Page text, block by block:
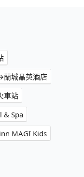
蘭城晶英酒店
車站
& Spa
MAGI Kids